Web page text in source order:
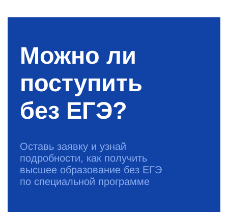
Можно ли
поступить
без ЕГЭ?
Оставь заявку и узнай
подробности, как получить
высшее образование без ЕГЭ
по специальной программе